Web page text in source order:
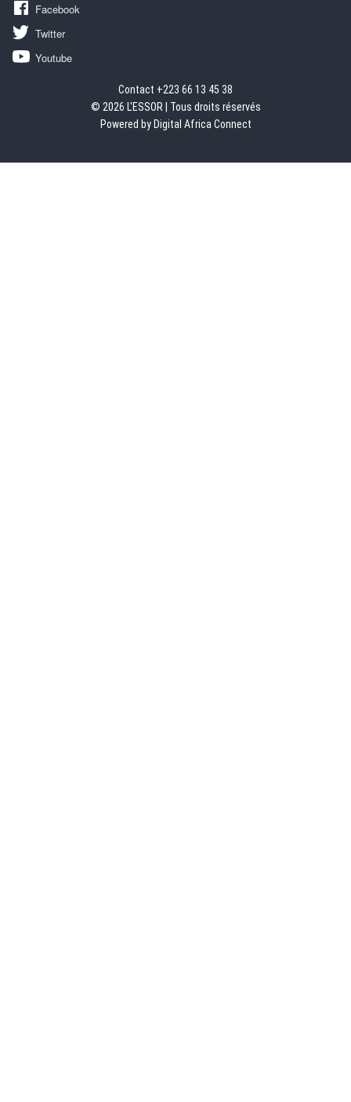
Facebook
Twitter
Youtube
Contact +223 66 13 45 38
© 2026 L'ESSOR | Tous droits réservés
Powered by Digital Africa Connect